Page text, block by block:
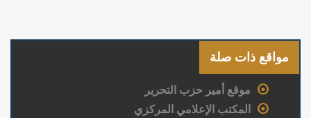
مواقع ذات صلة
موقع أمير حزب التحرير
المكتب الإعلامي المركزي